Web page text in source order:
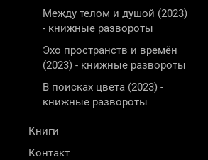
Между телом и душой (2023)
- книжные развороты
Эхо пространств и времён
(2023) - книжные развороты
В поисках цвета (2023) -
книжные развороты
Книги
Контакт